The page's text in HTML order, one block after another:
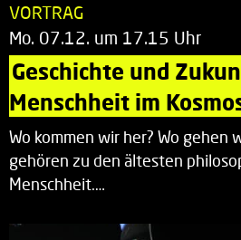
VORTRAG
Mo. 07.12. um 17.15 Uhr
Geschichte und
Menschheit im
Wo kommen wir her? Wo gehen
gehören zu den ältesten
Menschheit.…